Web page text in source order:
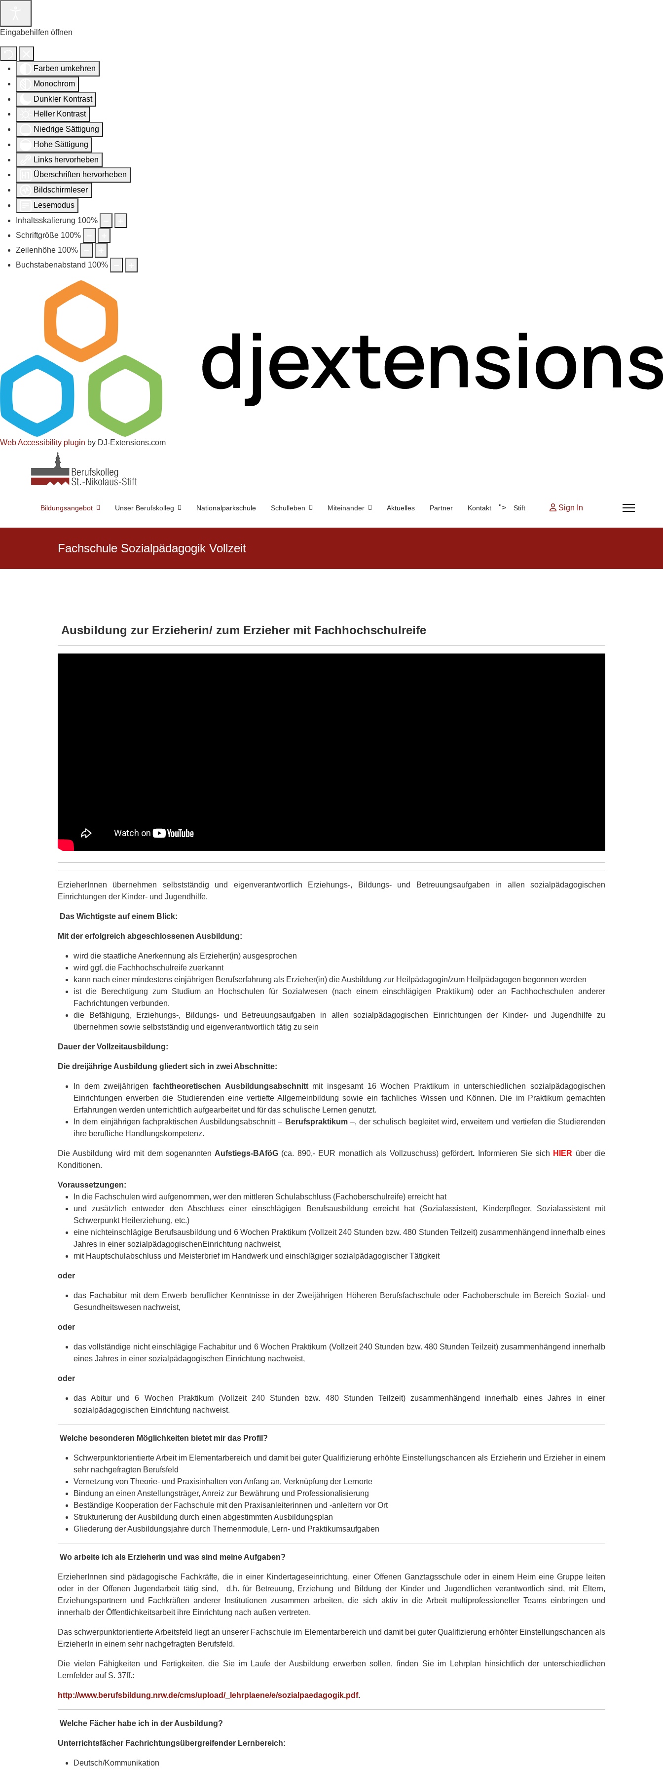
Eingabehilfen öffnen
Farben umkehren
Monochrom
Dunkler Kontrast
Heller Kontrast
Niedrige Sättigung
Hohe Sättigung
Links hervorheben
Überschriften hervorheben
Bildschirmleser
Lesemodus
Inhaltsskalierung 100%
Schriftgröße 100%
Zeilenhöhe 100%
Buchstabenabstand 100%
Web Accessibility plugin by DJ-Extensions.com
Bildungsangebot Unser Berufskolleg Nationalparkschule Schulleben Miteinander Aktuelles Partner Kontakt "> Stift Sign In
Fachschule Sozialpädagogik Vollzeit
Ausbildung zur Erzieherin/ zum Erzieher mit Fachhochschulreife
ErzieherInnen übernehmen selbstständig und eigenverantwortlich Erziehungs-, Bildungs- und Betreuungsaufgaben in allen sozialpädagogischen
Einrichtungen der Kinder- und Jugendhilfe.
Das Wichtigste auf einem Blick:
Mit der erfolgreich abgeschlossenen Ausbildung:
wird die staatliche Anerkennung als Erzieher(in) ausgesprochen
wird ggf. die Fachhochschulreife zuerkannt
kann nach einer mindestens einjährigen Berufserfahrung als Erzieher(in) die Ausbildung zur Heilpädagogin/zum Heilpädagogen begonnen werden
ist die Berechtigung zum Studium an Hochschulen für Sozialwesen (nach einem einschlägigen Praktikum) oder an Fachhochschulen anderer
Fachrichtungen verbunden.
die Befähigung, Erziehungs-, Bildungs- und Betreuungsaufgaben in allen sozialpädagogischen Einrichtungen der Kinder- und Jugendhilfe zu
übernehmen sowie selbstständig und eigenverantwortlich tätig zu sein
Dauer der Vollzeitausbildung:
Die d reijährige Ausbildung gliedert sich in zwei Abschnitte:
In dem zweijährigen fachtheoretischen Ausbildungs­abschnittmit insgesamt 16 Wochen Praktikum in unterschiedlichen sozialpäda­gogischen
Einrichtungen erwerben die Studierenden eine vertiefte Allgemeinbildung sowie ein fachliches Wissen und Können. Die im Praktikum gemachten
Erfahrungen werden unterrichtlich aufgearbeitet und für das schulische Lernen genutzt.
In dem einjährigen fachpraktischen Ausbildungs­abschnitt – Berufspraktikum–, der schulisch begleitet wird, erweitern und vertiefen die Studierenden
ihre berufliche Handlungskompetenz.
Die Ausbildung wird mit dem sogenannten Aufstiegs-BAföG (ca. 890,- EUR monatlich als Vollzuschuss) gefördert. Informieren Sie sich HIER über die
Konditionen.
Voraussetzungen:
In die Fachschulen wird aufgenommen, wer den mittleren Schulabschluss (Fachoberschulreife) erreicht hat
und zusätzlich entweder den Abschluss einer einschlägigen Berufsausbildung erreicht hat (Sozialassistent, Kinderpfleger, Sozialassistent mit
Schwerpunkt Heilerziehung, etc.)
eine nichteinschlägige Berufsausbildung und 6 Wochen Praktikum (Vollzeit 240 Stunden bzw. 480 Stunden Teilzeit) zusammenhängend innerhalb eines
Jahres in einer sozialpädagogischenEinrichtung nachweist,
mit Hauptschulabschluss und Meisterbrief im Handwerk und einschlägiger sozialpädagogischer Tätigkeit
oder
das Fachabitur mit dem Erwerb beruflicher Kenntnisse in der Zweijährigen Höheren Berufsfachschule oder Fachoberschule im Bereich Sozial- und
Gesundheitswesen nachweist,
oder
das vollständige nicht einschlägige Fachabitur und 6 Wochen Praktikum (Vollzeit 240 Stunden bzw. 480 Stunden Teilzeit) zusammenhängend innerhalb
eines Jahres in einer sozialpädagogischen Einrichtung nachweist,
oder
das Abitur und 6 Wochen Praktikum (Vollzeit 240 Stunden bzw. 480 Stunden Teilzeit) zusammenhängend innerhalb eines Jahres in einer
sozialpädagogischen Einrichtung nachweist.
Welche besonderen Möglichkeiten bietet mir das Profil?
Schwerpunktorientierte Arbeit im Elementarbereich und damit bei guter Qualifizierung erhöhte Einstellungschancen als Erzieherin und Erzieher in einem
sehr nachgefragten Berufsfeld
Vernetzung von Theorie- und Praxisinhalten von Anfang an, Verknüpfung der Lernorte
Bindung an einen Anstellungsträger, Anreiz zur Bewährung und Professionalisierung
Beständige Kooperation der Fachschule mit den Praxisanleiterinnen und -anleitern vor Ort
Strukturierung der Ausbildung durch einen abgestimmten Ausbildungsplan
Gliederung der Ausbildungsjahre durch Themenmodule, Lern- und Praktikumsaufgaben
Wo arbeite ich als Erzieherin und was sind meine Aufgaben?
ErzieherInnen sind pädagogische Fachkräfte, die in einer Kindertageseinrichtung, einer Offenen Ganztagsschule oder in einem Heim eine Gruppe leiten
oder in der Offenen Jugendarbeit tätig sind, d.h. für Betreuung, Erziehung und Bildung der Kinder und Jugendlichen verantwortlich sind, mit Eltern,
Erziehungspartnern und Fachkräften anderer Institutionen zusammen arbeiten, die sich aktiv in die Arbeit multiprofessioneller Teams einbringen und
innerhalb der Öffentlichkeitsarbeit ihre Einrichtung nach außen vertreten.
Das schwerpunktorientierte Arbeitsfeld liegt an unserer Fachschule im Elementarbereich und damit bei guter Qualifizierung erhöhter Einstellungschancen als
ErzieherIn in einem sehr nachgefragten Berufsfeld.
Die vielen Fähigkeiten und Fertigkeiten, die Sie im Laufe der Ausbildung erwerben sollen, finden Sie im Lehrplan hinsichtlich der unterschiedlichen
Lernfelder auf S. 37ff.:
http://www.berufsbildung.nrw.de/cms/upload/_lehrplaene/e/sozialpaedagogik.pdf.
Welche Fächer habe ich in der Ausbildung?
Unterrichtsfächer Fachrichtungsübergreifender Lernbereich:
Deutsch/Kommunikation